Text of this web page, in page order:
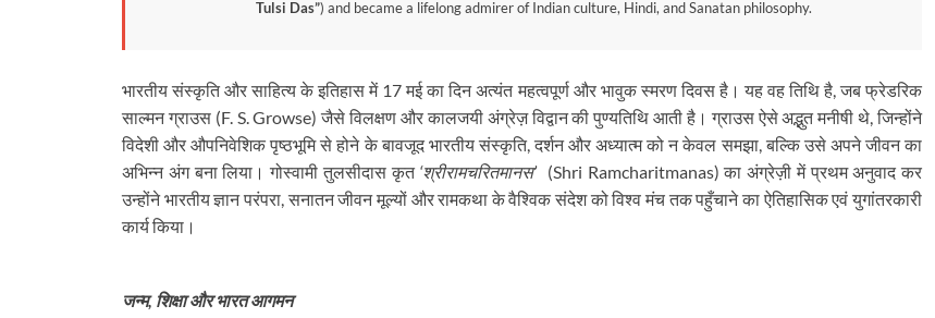
Tulsi Das”) and became a lifelong admirer of Indian culture, Hindi, and Sanatan philosophy.
भारतीय संस्कृति और साहित्य के इतिहास में 17 मई का दिन अत्यंत महत्वपूर्ण और भावुक स्मरण दिवस है। यह वह तिथि है, जब फ्रेडरिक
साल्मन ग्राउस (F. S. Growse) जैसे विलक्षण और कालजयी अंग्रेज़ विद्वान की पुण्यतिथि आती है। ग्राउस ऐसे अद्भुत मनीषी थे, जिन्होंने
विदेशी और औपनिवेशिक पृष्ठभूमि से होने के बावजूद भारतीय संस्कृति, दर्शन और अध्यात्म को न केवल समझा, बल्कि उसे अपने जीवन का
अभिन्न अंग बना लिया। गोस्वामी तुलसीदास कृत ‘श्रीरामचरितमानस’(Shri Ramcharitmanas) का अंग्रेज़ी में प्रथम अनुवाद कर
उन्होंने भारतीय ज्ञान परंपरा, सनातन जीवन मूल्यों और रामकथा के वैश्विक संदेश को विश्व मंच तक पहुँचाने का ऐतिहासिक एवं युगांतरकारी
कार्य किया।
जन्म, शिक्षा और भारत आगमन